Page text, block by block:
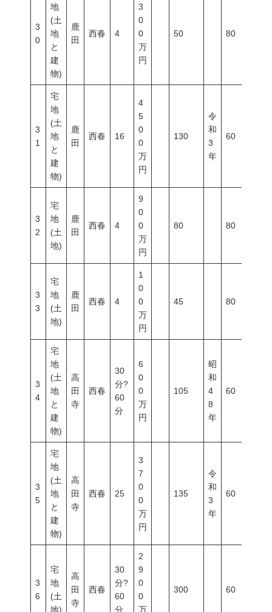
3
0
地
(土
地
と
建
物)
鹿
田
西春 4
3
0
0
万
円
50 80
3
1
宅
地
(土
地
と
建
物)
鹿
田
西春 16
4
5
0
0
万
円
130
令
和
3
年
60
3
2
宅
地
(土
地)
鹿
田
西春 4
9
0
0
万
円
80 80
3
3
宅
地
(土
地)
鹿
田
西春 4
1
0
0
万
円
45 80
3
4
宅
地
(土
地
と
建
物)
高
田
寺
西春
30
分?
60
分
6
0
0
万
円
105
昭
和
4
8
年
60
3
5
宅
地
(土
地
と
建
物)
高
田
寺
西春 25
3
7
0
0
万
円
135
令
和
3
年
60
3
6
宅
地
(土
地)
高
田
寺
西春
30
分?
60
分
2
9
0
0
万
300 60